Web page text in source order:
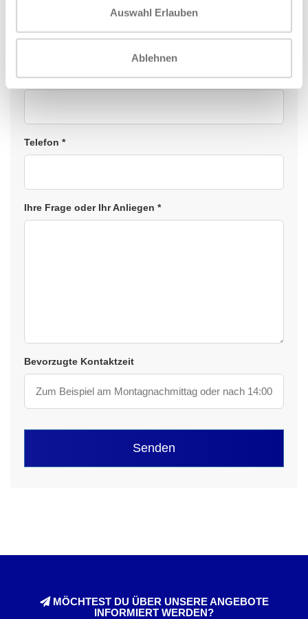
Auswahl Erlauben
Ablehnen
E-Mail *
Telefon *
Ihre Frage oder Ihr Anliegen *
Bevorzugte Kontaktzeit
Senden
MÖCHTEST DU ÜBER UNSERE ANGEBOTE
INFORMIERT WERDEN?